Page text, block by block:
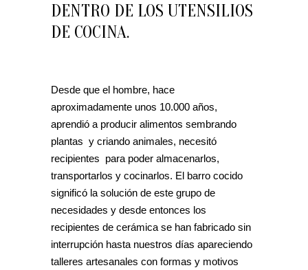
DENTRO DE LOS UTENSILIOS
DE COCINA.
Desde que el hombre, hace
aproximadamente unos 10.000 años,
aprendió a producir alimentos sembrando
plantas y criando animales, necesitó
recipientes para poder almacenarlos,
transportarlos y cocinarlos. El barro cocido
significó la solución de este grupo de
necesidades y desde entonces los
recipientes de cerámica se han fabricado sin
interrupción hasta nuestros días apareciendo
talleres artesanales con formas y motivos